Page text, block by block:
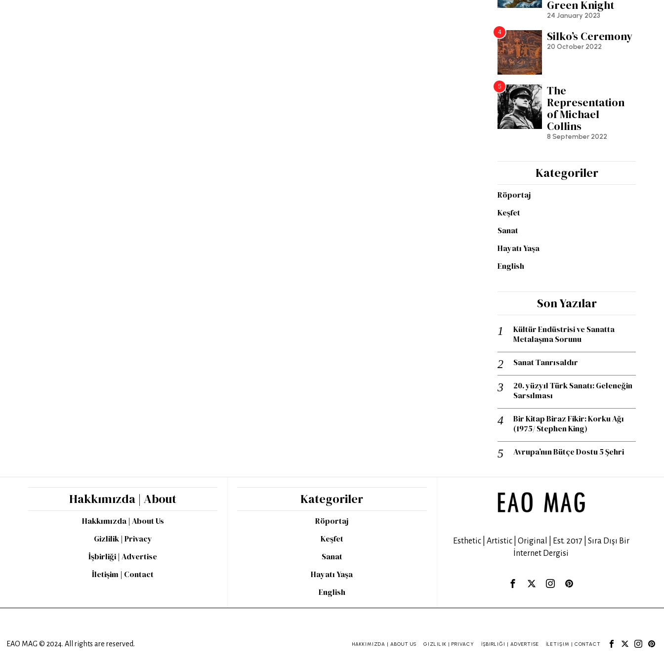
Green Knight
24 January 2023
4 Silko’s Ceremony
20 October 2022
5
The
Representation
of Michael
Collins
8 September 2022
Kategoriler
Röportaj
Keşfet
Sanat
Hayatı Yaşa
English
Son Yazılar
Kültür Endüstrisi ve Sanatta
Metalaşma Sorunu
Sanat Tanrısaldır
20. yüzyıl Türk Sanatı: Geleneğin
Sarsılması
Bir Kitap Biraz Fikir: Korku Ağı
(1975/ Stephen King)
Avrupa’nın Bütçe Dostu 5 Şehri
Hakkımızda | About
Hakkımızda | About Us
Gizlilik | Privacy
İşbirliği | Advertise
İletişim | Contact
Kategoriler
Röportaj
Keşfet
Sanat
Hayatı Yaşa
English
Esthetic | Artistic | Original | Est. 2017 | Sıra Dışı Bir
İnternet Dergisi
EAO MAG © 2024. All rights are reserved. HAKKIMIZDA | ABOUT US GIZLILIK | PRIVACY İŞBIRLIĞI | ADVERTISE İLETIŞIM | CONTACT